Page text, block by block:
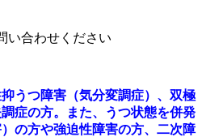
い合わせください
うつ障害（気分変調症）、双極
症の方。また、うつ状態を併発
の方や強迫性障害の方、二次障